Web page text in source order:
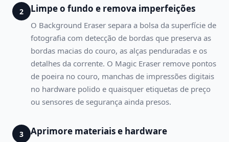
2 Limpe o fundo e remova imperfeições
O Background Eraser separa a bolsa da superfície de
fotografia com detecção de bordas que preserva as
bordas macias do couro, as alças penduradas e os
detalhes da corrente. O Magic Eraser remove pontos
de poeira no couro, manchas de impressões digitais
no hardware polido e quaisquer etiquetas de preço
ou sensores de segurança ainda presos.
3 Aprimore materiais e hardware